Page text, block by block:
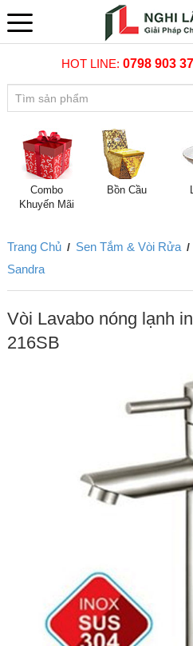
HOT LINE:0798 903
Combo
Khuyến Mãi
Bồn Cầu
Trang Chủ / Sen Tắm & Vòi Rửa /
Sandra
Vòi Lavabo nóng lạnh
216SB